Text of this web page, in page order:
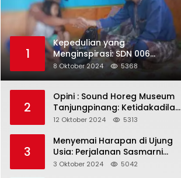
1
Kepedulian yang
Menginspirasi: SDN 006
Merawang Gelar Program
“Berbagi Segenggam Beras”
8 Oktober 2024 5368
2
Opini : Sound Horeg Museum
Tanjungpinang: Ketidakadilan
dalam Representasi
12 Oktober 2024 5313
3
Menyemai Harapan di Ujung
Usia: Perjalanan Sasmarni
dalam Menyentuh Hati dan
3 Oktober 2024 5042